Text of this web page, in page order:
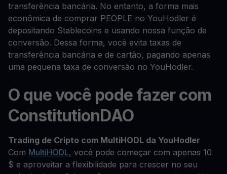
transferência bancária. No entanto, a forma mais
econômica de comprar PEOPLE no YouHodler é
depositando Stablecoins e usando nossa função de
conversão. Dessa forma, você evita taxas de
transferência bancária e de cartão, pagando apenas
uma pequena taxa de conversão no YouHodler.
O que você pode fazer com
ConstitutionDAO
Trading de Cripto com MultiHODL da YouHodler
Com MultiHODL, você pode começar com apenas 10
$ e aproveitar a flexibilidade para crescer no seu